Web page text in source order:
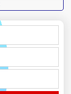
【申请成功】
【申请成功】
【申请成功】